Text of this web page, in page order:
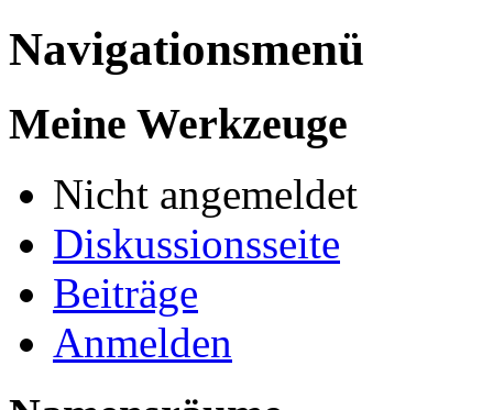
Navigationsmenü
Meine Werkzeuge
Nicht angemeldet
Diskussionsseite
Beiträge
Anmelden